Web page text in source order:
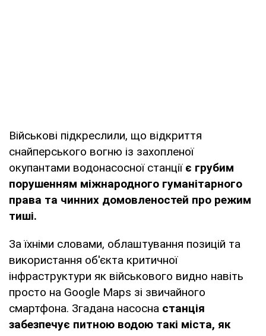
Військові підкреслили, що відкриття
снайперського вогню із захопленої
окупантами водонасосної станціїє грубим
порушенням міжнародного гуманітарного
права та чинних домовленостей про режим
тиші.
За їхніми словами, облаштування позицій та
використання об'єкта критичної
інфраструктури як військового видно навіть
просто на Google Maps зі звичайного
смартфона. Згадана насосна станція
забезпечує питною водою такі міста, як